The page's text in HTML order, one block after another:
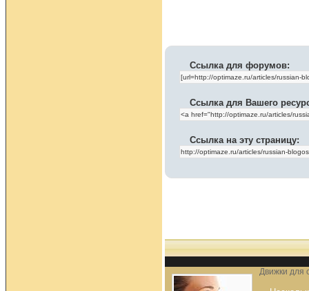
Ссылка для форумов:
Ссылка для Вашего
Ссылка на эту страницу:
Движки для